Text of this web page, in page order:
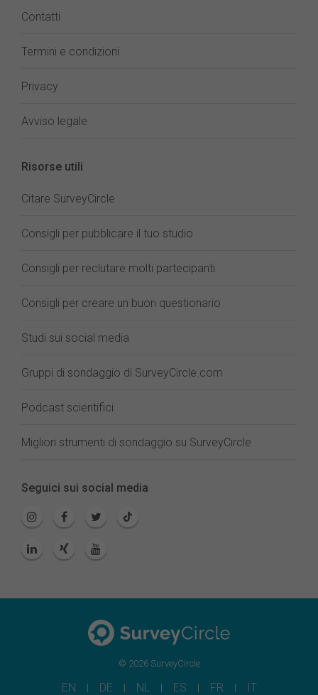
Contatti
Termini e condizioni
Privacy
Avviso legale
Risorse utili
Citare SurveyCircle
Consigli per pubblicare il tuo studio
Consigli per reclutare molti partecipanti
Consigli per creare un buon questionario
Studi sui social media
Gruppi di sondaggio di SurveyCircle.com
Podcast scientifici
Migliori strumenti di sondaggio su SurveyCircle
Seguici sui social media
© 2026 SurveyCircle
EN DE NL ES FR IT